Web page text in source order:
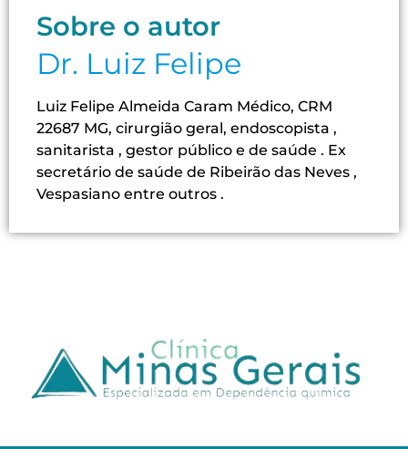
Sobre o autor
Dr. Luiz Felipe
Luiz Felipe Almeida Caram Médico, CRM
22687 MG, cirurgião geral, endoscopista ,
sanitarista , gestor público e de saúde . Ex
secretário de saúde de Ribeirão das Neves ,
Vespasiano entre outros .